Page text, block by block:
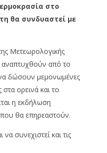
στο
θα συνδυαστεί με
Μετεωρολογικής
από το
να δώσουν μεμονωμένες
στα ορεινά και το
η εκδήλωση
που θα επηρεαστούν.
συνεχιστεί και τις